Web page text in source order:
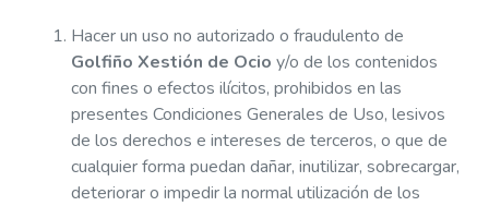
Hacer un uso no autorizado o fraudulento de
Golfiño Xestión de Ocio y/o de los contenidos
con fines o efectos ilícitos, prohibidos en las
presentes Condiciones Generales de Uso, lesivos
de los derechos e intereses de terceros, o que de
cualquier forma puedan dañar, inutilizar, sobrecargar,
deteriorar o impedir la normal utilización de los